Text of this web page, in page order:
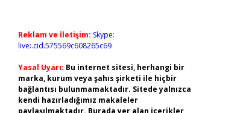
Reklam ve İletişim: Skype:
live:.cid.575569c608265c69
Yasal Uyarı: Bu internet sitesi, herhangi bir
marka, kurum veya şahıs şirketi ile hiçbir
bağlantısı bulunmamaktadır. Sitede yalnızca
kendi hazırladığımız makaleler
paylaşılmaktadır. Burada yer alan içerikler